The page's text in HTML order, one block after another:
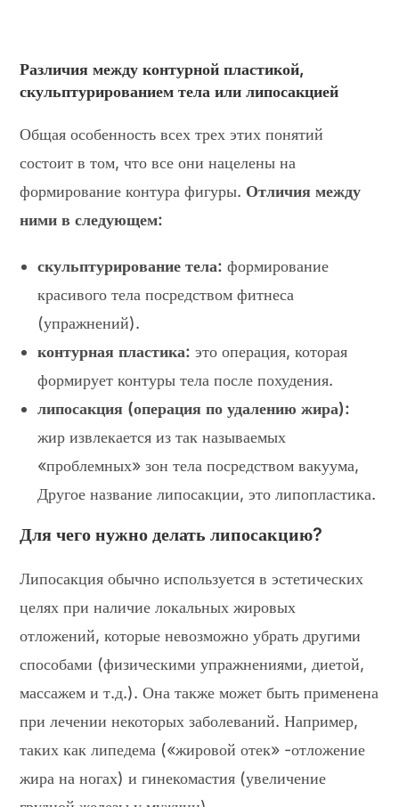
Различия между контурной пластикой,
скульптурированием тела или липосакцией
Общая особенность всех трех этих понятий
состоит в том, что все они нацелены на
формирование контура фигуры. Отличия между
ними в следующем:
скульптурирование тела: формирование
красивого тела посредством фитнеса
(упражнений).
контурная пластика: это операция, которая
формирует контуры тела после похудения.
липосакция (операция по удалению жира):
жир извлекается из так называемых
«проблемных» зон тела посредством вакуума,
Другое название липосакции, это липопластика.
Для чего нужно делать липосакцию?
Липосакция обычно используется в эстетических
целях при наличие локальных жировых
отложений, которые невозможно убрать другими
способами (физическими упражнениями, диетой,
массажем и т.д.). Она также может быть применена
при лечении некоторых заболеваний. Например,
таких как липедема («жировой отек» -отложение
жира на ногах) и гинекомастия (увеличение